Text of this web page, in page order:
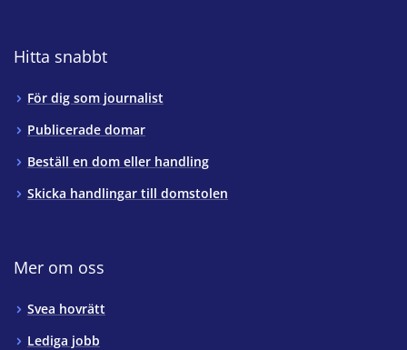
Hitta snabbt
För dig som journalist
Publicerade domar
Beställ en dom eller handling
Skicka handlingar till domstolen
Mer om oss
Svea hovrätt
Lediga jobb